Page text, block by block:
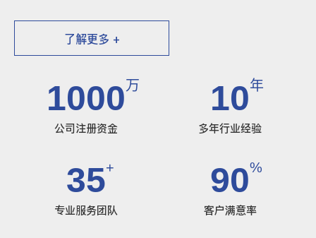
了解更多 +
1000万
公司注册资金
10年
多年行业经验
35+
专业服务团队
90%
客户满意率